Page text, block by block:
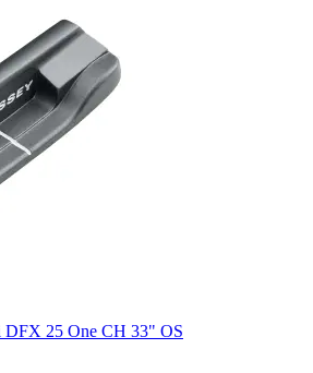
DFX 25 One CH 33" OS